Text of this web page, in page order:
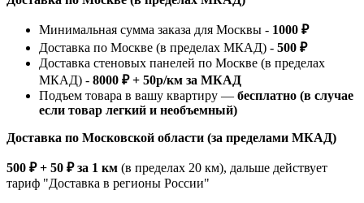
Минимальная сумма заказа для Москвы - 1000 ₽
Доставка по Москве (в пределах МКАД) - 500 ₽
Доставка стеновых панелей по Москве (в пределах
МКАД) - 8000 ₽ + 50р/км за МКАД
Подъем товара в вашу квартиру — бесплатно (в случае
если товар легкий и необъемный)
Доставка по Московской области (за пределами МКАД)
500 ₽ + 50 ₽ за 1 км (в пределах 20 км), дальше действует
тариф "Доставка в регионы России"